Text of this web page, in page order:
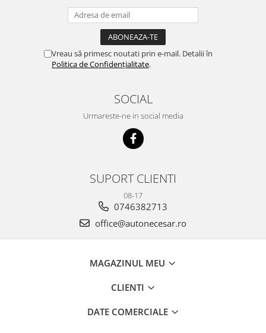
Vreau să primesc noutati prin e-mail. Detalii în
Politica de Confidențialitate.
SOCIAL
Urmareste-ne in social media
SUPORT CLIENTI
08-17
0746382713
office@autonecesar.ro
MAGAZINUL MEU
CLIENTI
DATE COMERCIALE